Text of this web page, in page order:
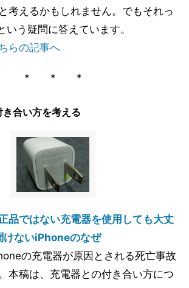
考えるかもしれません。でもそれっ
いう疑問に答えています。
らの記事へ
* * *
合い方を考える
品ではない充電器を使用しても大丈
けないiPhoneのなぜ
の充電器が原因とされる死亡事故
本稿は、充電器との付き合い方につ